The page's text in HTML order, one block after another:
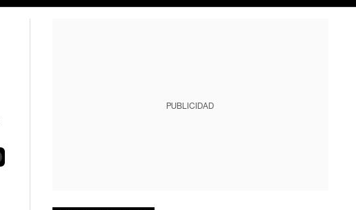
PUBLICIDAD